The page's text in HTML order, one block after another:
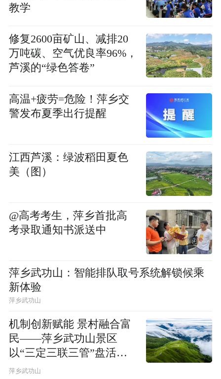
教学
修复2600亩矿山、减排20
万吨碳、空气优良率96%，
芦溪的“绿色答卷”
高温+疲劳=危险！萍乡交
警发布夏季出行提醒
江西芦溪：绿波稻田夏色
美（图）
@高考考生，萍乡首批高
考录取通知书派送中
萍乡武功山：智能排队取号系统解锁候乘
新体验
萍乡武功山
机制创新赋能 景村融合富
民——萍乡武功山景区
以“三定三联三管”盘活乡
村资源
萍乡武功山